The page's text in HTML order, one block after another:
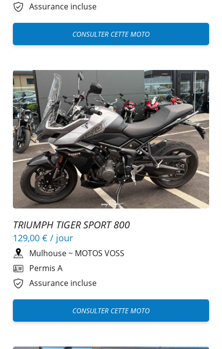
Assurance incluse
CONSULTER CETTE MOTO
TRIUMPH TIGER SPORT 800
129,00 € / jour
Mulhouse~ MOTOS VOSS
Permis A
Assurance incluse
CONSULTER CETTE MOTO